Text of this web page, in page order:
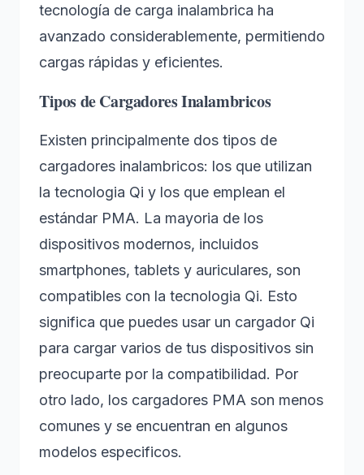
tecnología de carga inalambrica ha
avanzado considerablemente, permitiendo
cargas rápidas y eficientes.
Tipos de Cargadores Inalambricos
Existen principalmente dos tipos de
cargadores inalambricos: los que utilizan
la tecnologia Qi y los que emplean el
estándar PMA. La mayoria de los
dispositivos modernos, incluidos
smartphones, tablets y auriculares, son
compatibles con la tecnologia Qi. Esto
significa que puedes usar un cargador Qi
para cargar varios de tus dispositivos sin
preocuparte por la compatibilidad. Por
otro lado, los cargadores PMA son menos
comunes y se encuentran en algunos
modelos especificos.